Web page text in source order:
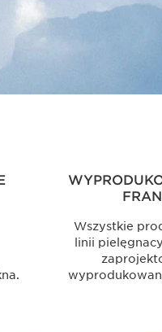
Wszystkie
linii